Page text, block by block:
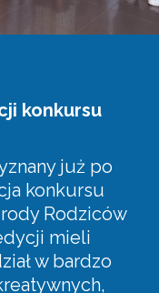
konkursu
już po
konkursu
Rodziców
mieli
w bardzo